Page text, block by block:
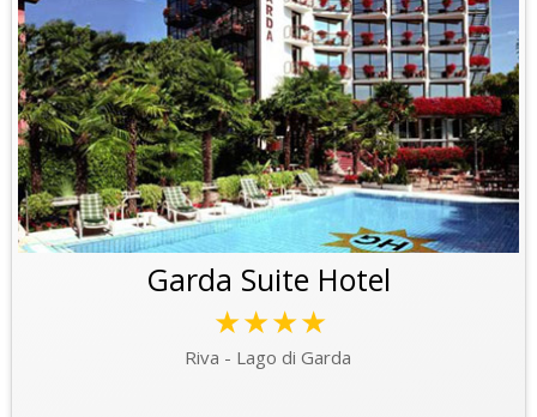
Garda Suite Hotel
★★★★
Riva - Lago di Garda